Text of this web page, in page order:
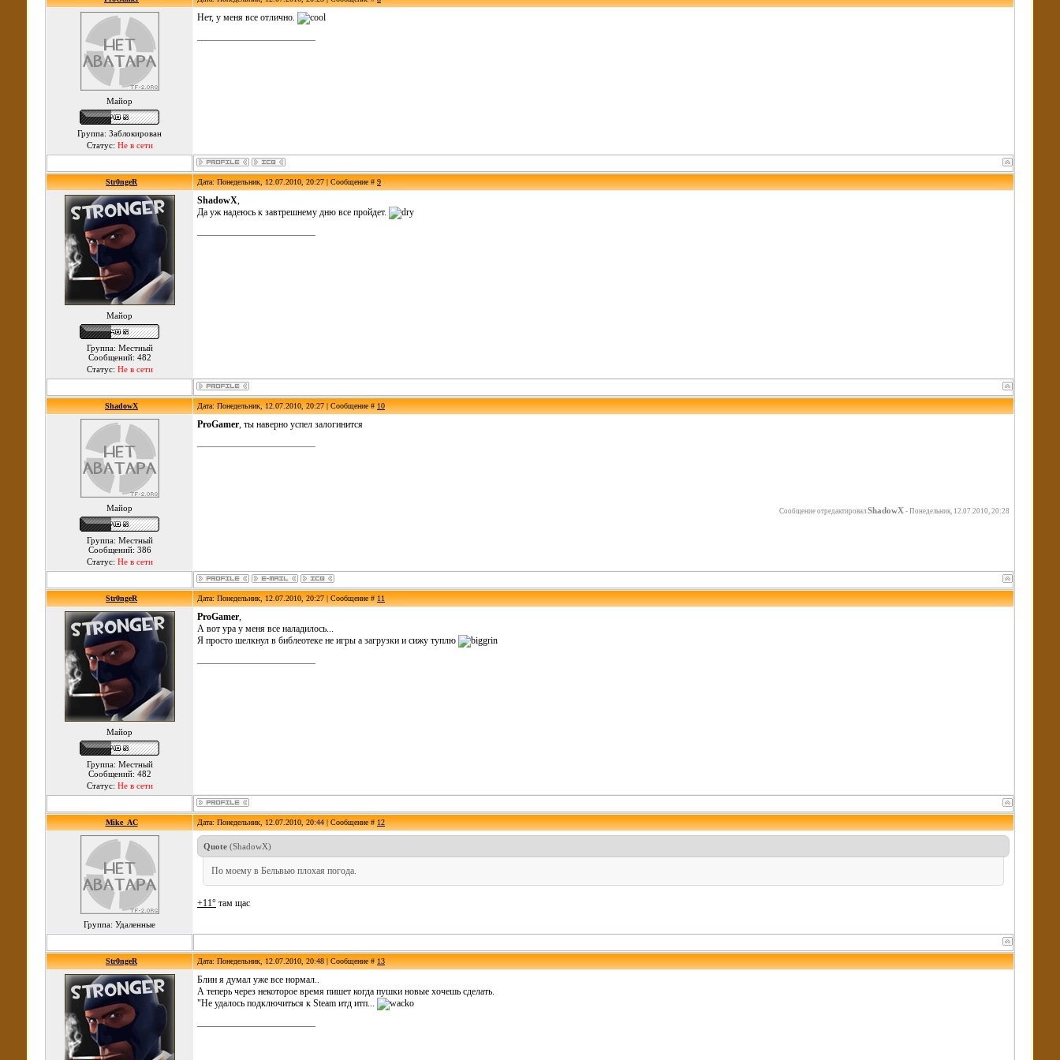
Майор
Группа: Заблокирован
Статус: Не в сети
Нет, у меня все отлично.
Str0ngeR Дата: Понедельник, 12.07.2010, 20:27 | Сообщение #9
Майор
Группа: Местный
Сообщений: 482
Статус: Не в сети
ShadowX,
Да уж надеюсь к завтрешнему дню все пройдет.
ShadowX Дата: Понедельник, 12.07.2010, 20:27 | Сообщение #10
Майор
Группа: Местный
Сообщений: 386
Статус: Не в сети
ProGamer, ты наверно успел залогинится
Сообщение отредактировал ShadowX - Понедельник, 12.07.2010, 20:28
Str0ngeR Дата: Понедельник, 12.07.2010, 20:27 | Сообщение #11
Майор
Группа: Местный
Сообщений: 482
Статус: Не в сети
ProGamer,
А вот ура у меня все наладилось...
Я просто шелкнул в библеотеке не игры а загрузки и сижу туплю
Mike_AC Дата: Понедельник, 12.07.2010, 20:44 | Сообщение #12
Группа: Удаленные
Quote (ShadowX)
По моему в Бельвью плохая погода.
+11° там щас
Str0ngeR Дата: Понедельник, 12.07.2010, 20:48 | Сообщение #13
Блин я думал уже все нормал..
А теперь через некоторое время пишет когда пушки новые хочешь сделать.
"Не удалось подключиться к Steam итд итп...